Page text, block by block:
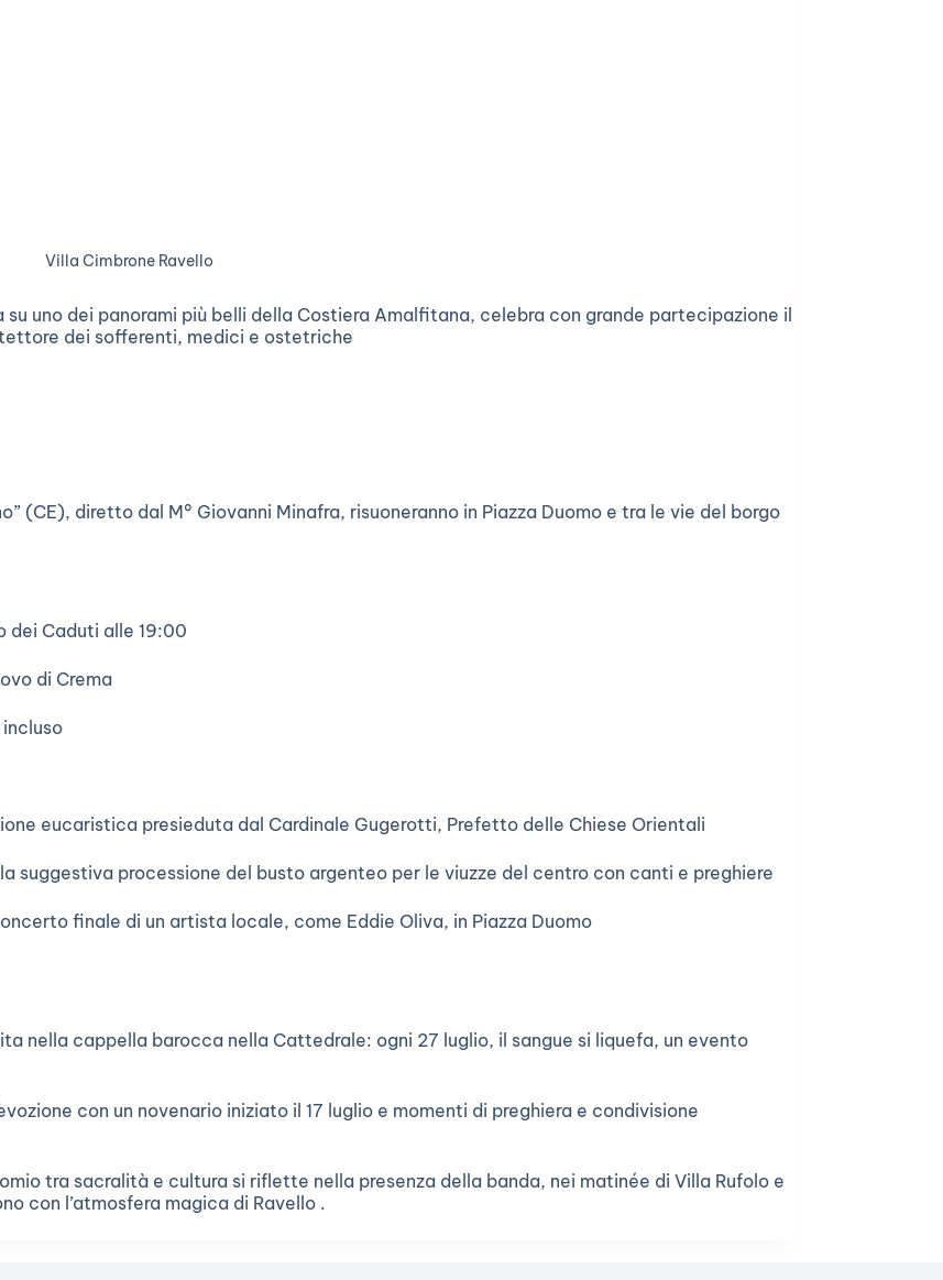
Villa Cimbrone Ravello
uno dei panorami più belli della Costiera Amalfitana, celebra con grande partecipazione il
dei sofferenti, medici e ostetriche
(CE), diretto dal M° Giovanni Minafra, risuoneranno in Piazza Duomo e tra le vie del borgo
dei Caduti alle 19:00
di Crema
eucaristica presieduta dal Cardinale Gugerotti, Prefetto delle Chiese Orientali
suggestiva processione del busto argenteo per le viuzze del centro con canti e preghiere
finale di un artista locale, come Eddie Oliva, in Piazza Duomo
nella cappella barocca nella Cattedrale: ogni 27 luglio, il sangue si liquefa, un evento
con un novenario iniziato il 17 luglio e momenti di preghiera e condivisione
tra sacralità e cultura si riflette nella presenza della banda, nei matinée di Villa Rufolo e
con l’atmosfera magica di Ravello .